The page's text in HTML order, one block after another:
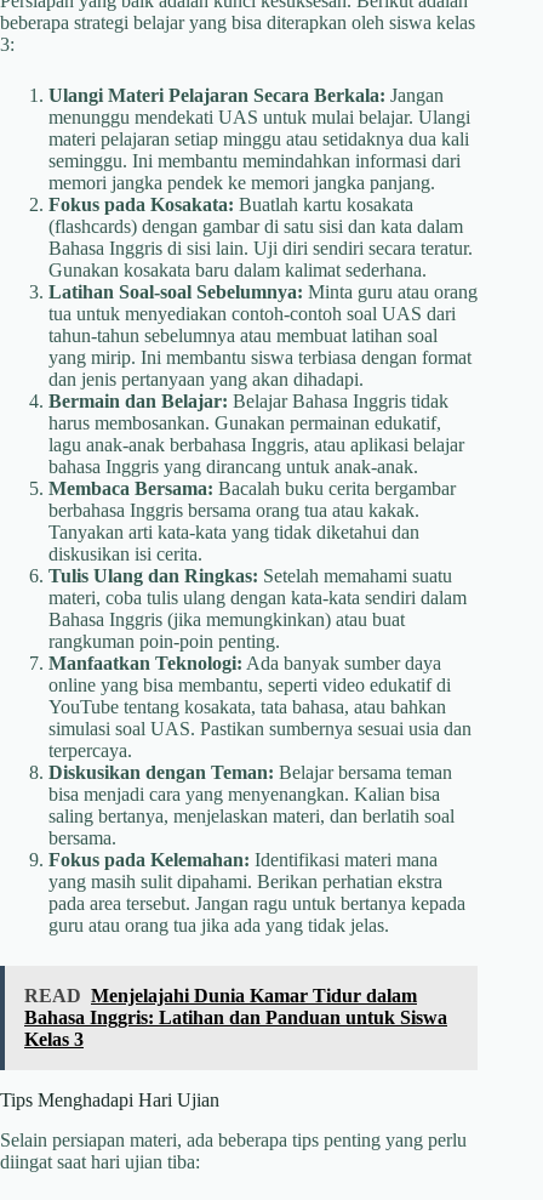
beberapa strategi belajar yang bisa diterapkan oleh siswa kelas
3:
Ulangi Materi Pelajaran Secara Berkala: Jangan
menunggu mendekati UAS untuk mulai belajar. Ulangi
materi pelajaran setiap minggu atau setidaknya dua kali
seminggu. Ini membantu memindahkan informasi dari
memori jangka pendek ke memori jangka panjang.
Fokus pada Kosakata: Buatlah kartu kosakata
(flashcards) dengan gambar di satu sisi dan kata dalam
Bahasa Inggris di sisi lain. Uji diri sendiri secara teratur.
Gunakan kosakata baru dalam kalimat sederhana.
Latihan Soal-soal Sebelumnya: Minta guru atau orang
tua untuk menyediakan contoh-contoh soal UAS dari
tahun-tahun sebelumnya atau membuat latihan soal
yang mirip. Ini membantu siswa terbiasa dengan format
dan jenis pertanyaan yang akan dihadapi.
Bermain dan Belajar: Belajar Bahasa Inggris tidak
harus membosankan. Gunakan permainan edukatif,
lagu anak-anak berbahasa Inggris, atau aplikasi belajar
bahasa Inggris yang dirancang untuk anak-anak.
Membaca Bersama: Bacalah buku cerita bergambar
berbahasa Inggris bersama orang tua atau kakak.
Tanyakan arti kata-kata yang tidak diketahui dan
diskusikan isi cerita.
Tulis Ulang dan Ringkas: Setelah memahami suatu
materi, coba tulis ulang dengan kata-kata sendiri dalam
Bahasa Inggris (jika memungkinkan) atau buat
rangkuman poin-poin penting.
Manfaatkan Teknologi: Ada banyak sumber daya
online yang bisa membantu, seperti video edukatif di
YouTube tentang kosakata, tata bahasa, atau bahkan
simulasi soal UAS. Pastikan sumbernya sesuai usia dan
terpercaya.
Diskusikan dengan Teman: Belajar bersama teman
bisa menjadi cara yang menyenangkan. Kalian bisa
saling bertanya, menjelaskan materi, dan berlatih soal
bersama.
Fokus pada Kelemahan: Identifikasi materi mana
yang masih sulit dipahami. Berikan perhatian ekstra
pada area tersebut. Jangan ragu untuk bertanya kepada
guru atau orang tua jika ada yang tidak jelas.
READ Menjelajahi Dunia Kamar Tidur dalam
Bahasa Inggris: Latihan dan Panduan untuk Siswa
Kelas 3
Tips Menghadapi Hari Ujian
Selain persiapan materi, ada beberapa tips penting yang perlu
diingat saat hari ujian tiba: